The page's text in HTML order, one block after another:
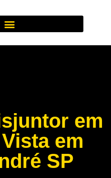
em
em
SP